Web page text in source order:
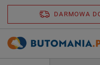
DARMOWA